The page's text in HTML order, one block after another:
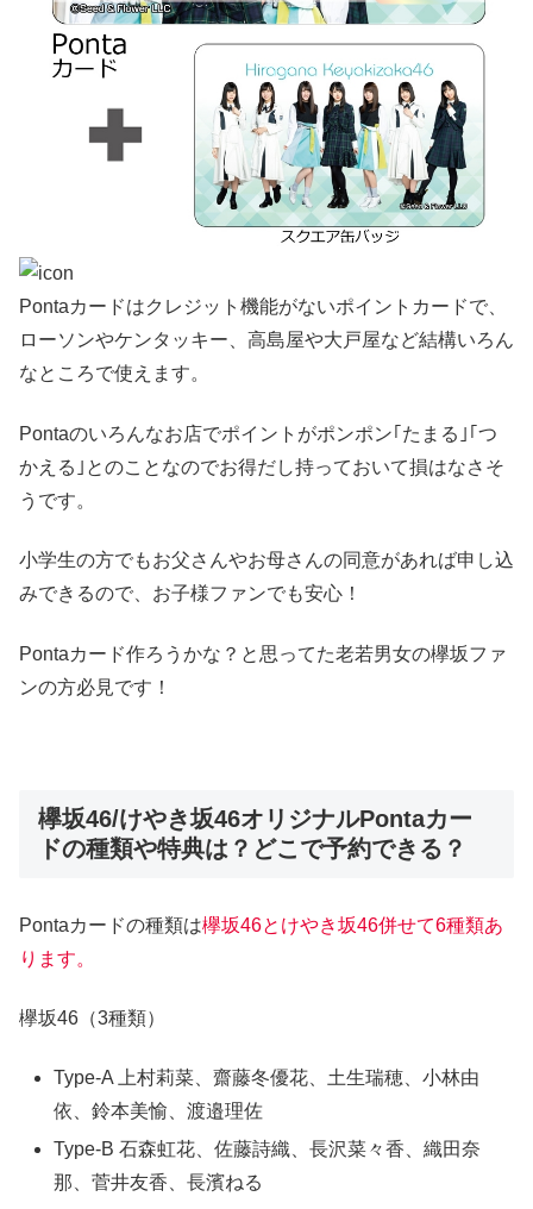
Pontaカードはクレジット機能がないポイントカードで、
ローソンやケンタッキー、高島屋や大戸屋など結構いろん
なところで使えます。
Pontaのいろんなお店でポイントがポンポン｢たまる｣｢つ
かえる｣とのことなのでお得だし持っておいて損はなさそ
うです。
小学生の方でもお父さんやお母さんの同意があれば申し込
みできるので、お子様ファンでも安心！
Pontaカード作ろうかな？と思ってた老若男女の欅坂ファ
ンの方必見です！
欅坂46/けやき坂46オリジナルPontaカー
ドの種類や特典は？どこで予約できる？
Pontaカードの種類は欅坂46とけやき坂46併せて6種類あ
ります。
欅坂46（3種類）
Type-A 上村莉菜、齋藤冬優花、土生瑞穂、小林由
依、鈴本美愉、渡邉理佐
Type-B 石森虹花、佐藤詩織、長沢菜々香、織田奈
那、菅井友香、長濱ねる